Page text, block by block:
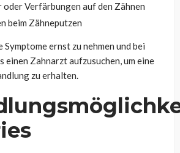
oder Verfärbungen auf den Zähnen
beim Zähneputzen
Symptome ernst zu nehmen und bei
einen Zahnarzt aufzusuchen, um eine
zu erhalten.